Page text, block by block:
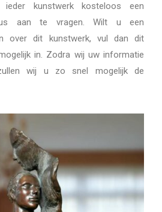
kunstwerk kosteloos een
aan te vragen. Wilt u een
over dit kunstwerk, vul dan dit
in. Zodra wij uw informatie
wij u zo snel mogelijk de